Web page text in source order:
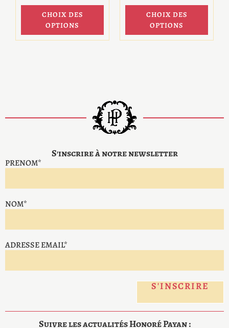
Note
3.50
CHOIX DES
OPTIONS
Note4.75
sur 5
CHOIX DES
OPTIONS
S'inscrire à notre newsletter
PRENOM*
NOM*
ADRESSE EMAIL*
Suivre les actualités Honoré Payan :